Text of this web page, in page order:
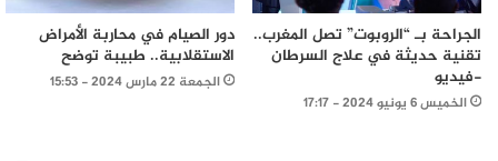
الجراحة بـ “الروبوت” تصل المغرب..
تقنية حديثة في علاج السرطان
-فيديو
الخميس 6 يونيو 2024 - 17:17
دور الصيام في محاربة الأمراض
الاستقلابية.. طبيبة توضح
الجمعة 22 مارس 2024 - 15:53